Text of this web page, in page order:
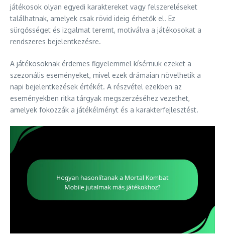
játékosok olyan egyedi karaktereket vagy felszereléseket
találhatnak, amelyek csak rövid ideig érhetők el. Ez
sürgősséget és izgalmat teremt, motiválva a játékosokat a
rendszeres bejelentkezésre.
A játékosoknak érdemes figyelemmel kísérniük ezeket a
szezonális eseményeket, mivel ezek drámaian növelhetik a
napi bejelentkezések értékét. A részvétel ezekben az
eseményekben ritka tárgyak megszerzéséhez vezethet,
amelyek fokozzák a játékélményt és a karakterfejlesztést.